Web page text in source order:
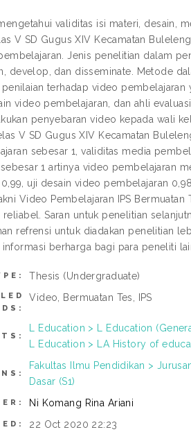
validitas isi materi, desain,
V SD Gugus XIV Kecamatan
Jenis penelitian dalam
develop, dan disseminate. Metode
terhadap video
video pembelajaran, dan ahli
penyebaran video kepada wali
V SD Gugus XIV Kecamatan
sebesar 1, validitas media
1 artinya video pembelajaran
uji desain video pembelajaran
Video Pembelajaran IPS Bermuatan
Saran untuk penelitian
refrensi untuk diadakan penelitian
berharga bagi para peneliti
Thesis (Undergraduate)
Video, Bermuatan Tes, IPS
L Education > L Education
L Education > LA History of
Fakultas Ilmu Pendidikan >
Dasar (S1)
Ni Komang Rina Ariani
22 Oct 2020 22:23